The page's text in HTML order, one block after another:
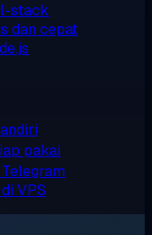
stack
dan cepat
pakai
VPS